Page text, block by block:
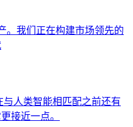
。我们正在构建市场领先的
人类智能相匹配之前还有
接近一点。